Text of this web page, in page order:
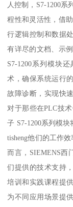
人控制，S7-1200系
程性和灵活性，借
行逻辑控制和数据
有详尽的文档、示
S7-1200系列模块
术，确保系统运行
故障诊断，实现快
对于那些在PLC技
子 S7-1200系列模
tisheng他们的工作
而言，SIEMENS西
们提供的技术支持
培训和实践课程提
为不同应用场景提